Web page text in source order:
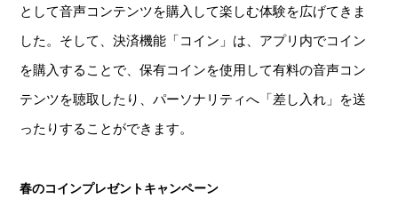
として音声コンテンツを購入して楽しむ体験を広げてきま
した。そして、決済機能「コイン」は、アプリ内でコイン
を購入することで、保有コインを使用して有料の音声コン
テンツを聴取したり、パーソナリティへ「差し入れ」を送
ったりすることができます。
春のコインプレゼントキャンペーン